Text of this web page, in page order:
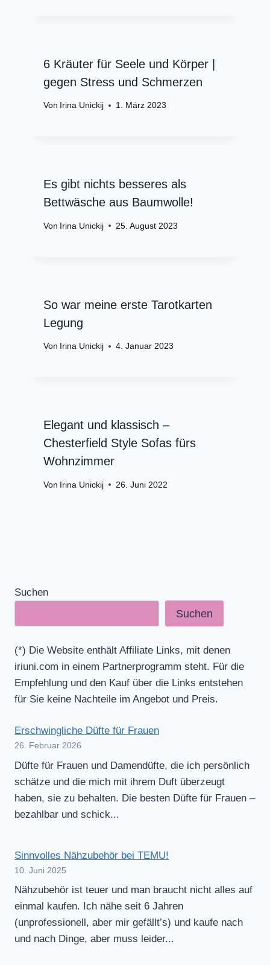
6 Kräuter für Seele und Körper |
gegen Stress und Schmerzen
Von Irina Unickij 1. März 2023
Es gibt nichts besseres als
Bettwäsche aus Baumwolle!
Von Irina Unickij 25. August 2023
So war meine erste Tarotkarten
Legung
Von Irina Unickij 4. Januar 2023
Elegant und klassisch –
Chesterfield Style Sofas fürs
Wohnzimmer
Von Irina Unickij 26. Juni 2022
Suchen
Suchen
(*) Die Website enthält Affiliate Links, mit denen
iriuni.com in einem Partnerprogramm steht. Für die
Empfehlung und den Kauf über die Links entstehen
für Sie keine Nachteile im Angebot und Preis.
Erschwingliche Düfte für Frauen
26. Februar 2026
Düfte für Frauen und Damendüfte, die ich persönlich
schätze und die mich mit ihrem Duft überzeugt
haben, sie zu behalten. Die besten Düfte für Frauen –
bezahlbar und schick...
Sinnvolles Nähzubehör bei TEMU!
10. Juni 2025
Nähzubehör ist teuer und man braucht nicht alles auf
einmal kaufen. Ich nähe seit 6 Jahren
(unprofessionell, aber mir gefällt’s) und kaufe nach
und nach Dinge, aber muss leider...